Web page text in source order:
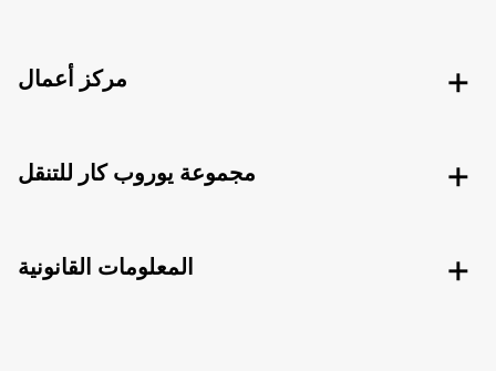
مركز أعمال
مجموعة يوروب كار للتنقل
المعلومات القانونية